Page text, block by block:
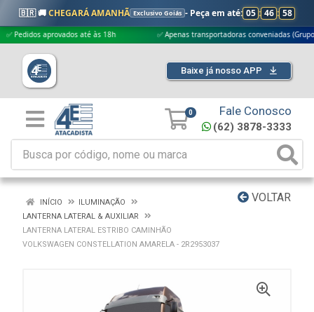
🇧🇷 🚚CHEGARÁ AMANHÃ Exclusivo Goiás - Peça em até: 05 : 46 : 57
aprovados até às 18h ✅ Apenas transportadoras conveniadas (Grupo G5)
Baixe já nosso APP
0 Fale Conosco
(62) 3878-3333
VOLTAR
INÍCIO
ILUMINAÇÃO
LANTERNA LATERAL & AUXILIAR
LANTERNA LATERAL ESTRIBO CAMINHÃO
VOLKSWAGEN CONSTELLATION AMARELA - 2R2953037